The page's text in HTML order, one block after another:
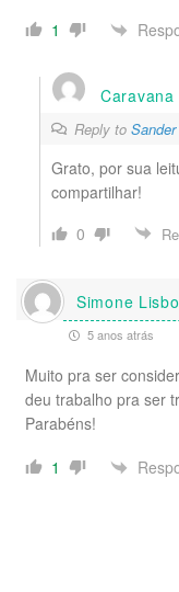
1
Caravana
Reply to
Grato, por sua
compartilhar!
0
Simone
5 anos atrás
Muito pra ser
deu trabalho pra ser
Parabéns!
1